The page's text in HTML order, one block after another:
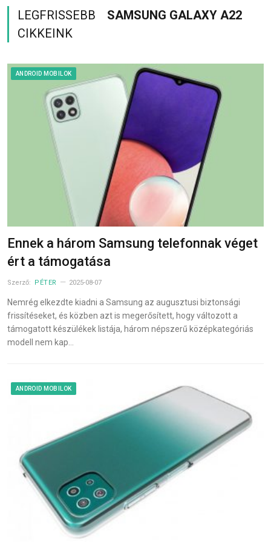
LEGFRISSEBB
SAMSUNG GALAXY A22
CIKKEINK
ANDROID MOBILOK
Ennek a három Samsung telefonnak véget
ért a támogatása
Szerző: PÉTER 2025-08-07
Nemrég elkezdte kiadni a Samsung az augusztusi biztonsági
frissítéseket, és közben azt is megerősített, hogy változott a
támogatott készülékek listája, három népszerű középkategóriás
modell nem kap…
ANDROID MOBILOK